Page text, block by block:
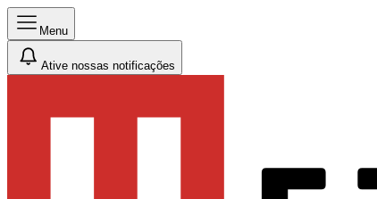
Menu
Ative nossas notificações